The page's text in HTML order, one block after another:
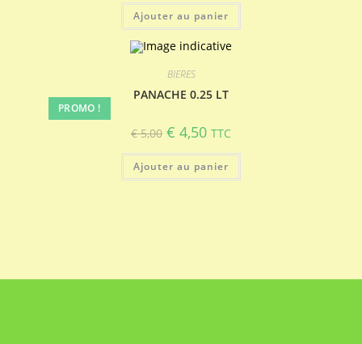
était :
€ 4,90.
est :
€ 4,05.
Ajouter au panier
PROMO !
BIERES
PANACHE 0.25 LT
€5,00 Le
prix
initial
était :
€ 5,00.
€ 4,50Le
prix
actuel
est :
€ 4,50.
TTC
Ajouter au panier